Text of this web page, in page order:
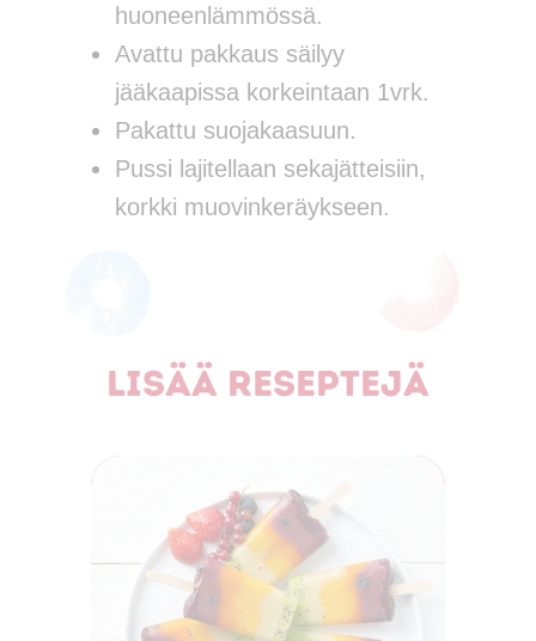
huoneenlämmössä.
Avattu pakkaus säilyy
jääkaapissa korkeintaan 1vrk.
Pakattu suojakaasuun.
Pussi lajitellaan sekajätteisiin,
korkki muovinkeräykseen.
Lisää reseptejä